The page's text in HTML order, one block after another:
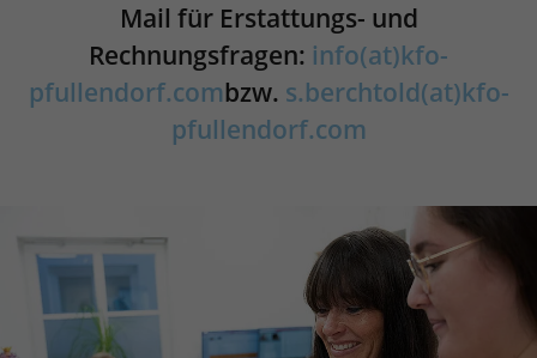
Mail für Erstattungs- und
Rechnungsfragen: info(at)kfo-
pfullendorf.combzw. s.berchtold(at)kfo-
pfullendorf.com